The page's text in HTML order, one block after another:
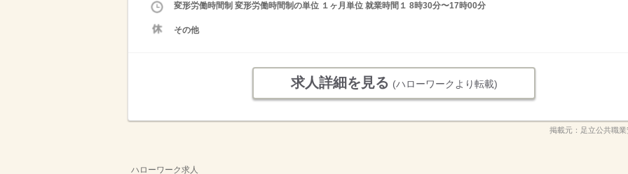
変形労働時間制 変形労働時間制の単位 １ヶ月単位 就業時間１ 8時30分〜17時00分
その他
求人詳細を見る (ハローワークより転載)
掲載元： 足立公共職
ハローワーク求人